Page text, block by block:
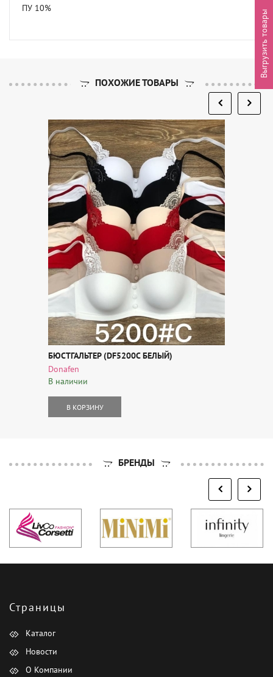
ПУ 10%
ПОХОЖИЕ ТОВАРЫ
БЮСТГАЛЬТЕР (DF5200C БЕЛЫЙ)
Donafen
В наличии
В КОРЗИНУ
БРЕНДЫ
Страницы
Каталог
Новости
О Компании
Выгрузить товары